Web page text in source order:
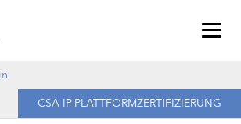
CSA IP-PLATTFORMZERTIFIZIERUNG